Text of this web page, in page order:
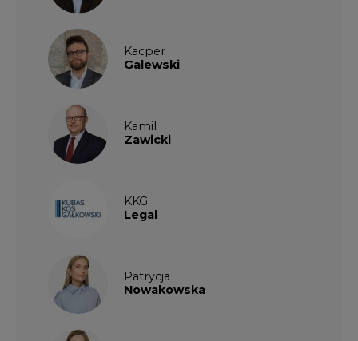
Kacper
Galewski
Kamil
Zawicki
KKG
Legal
Patrycja
Nowakowska